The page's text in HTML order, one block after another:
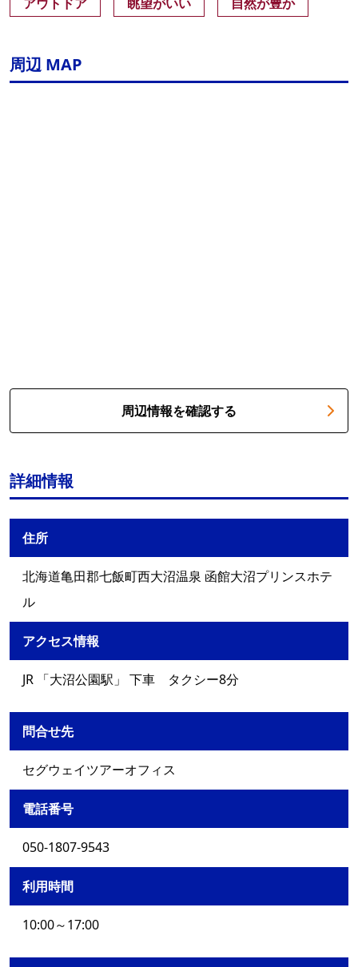
周辺 MAP
周辺情報を確認する
詳細情報
住所
北海道亀田郡七飯町西大沼温泉 函館大沼プリンスホテ
ル
アクセス情報
JR 「大沼公園駅」 下車 タクシー8分
問合せ先
セグウェイツアーオフィス
電話番号
050-1807-9543
利用時間
10:00～17:00